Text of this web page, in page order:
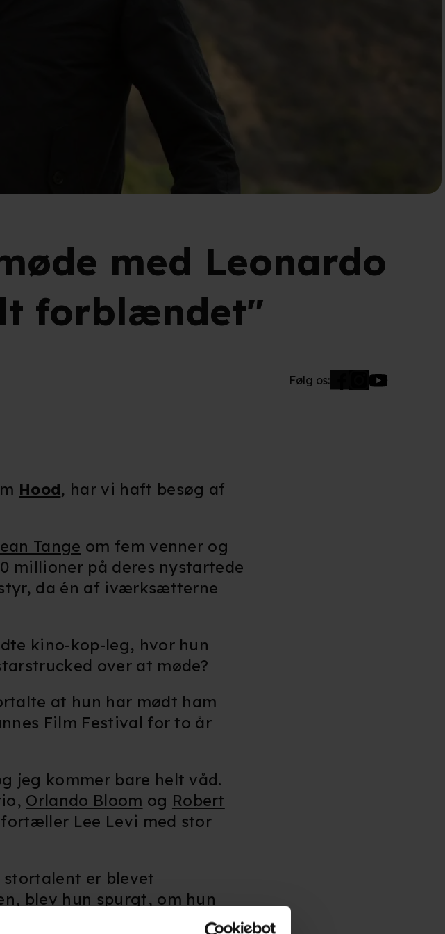
med Leonardo
forblændet"
Følg os:
Hood, har vi haft besøg af
Tange om fem venner og
på deres nystartede
da én af iværksætterne
kino-kop-leg, hvor hun
over at møde?
at hun har mødt ham
Film Festival for to år
jeg kommer bare helt våd.
Orlando Bloom og Robert
Lee Levi med stor
stortalent er blevet
blev hun spurgt, om hun